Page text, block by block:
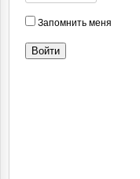
Запомнить меня